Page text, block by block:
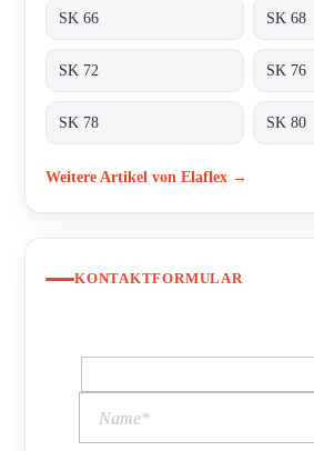
SK 66 SK 68
SK 72 SK 76
SK 78 SK 80
Weitere Artikel von Elaflex →
KONTAKTFORMULAR